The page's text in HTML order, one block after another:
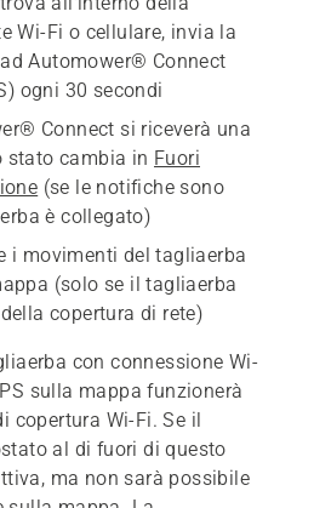
Wi-Fi o cellulare, invia la
Automower® Connect
ogni 30 secondi
Connect si riceverà una
stato cambia in Fuori
(se le notifiche sono
è collegato)
i movimenti del tagliaerba
(solo se il tagliaerba
copertura di rete)
con connessione Wi-
sulla mappa funzionerà
copertura Wi-Fi. Se il
al di fuori di questo
ma non sarà possibile